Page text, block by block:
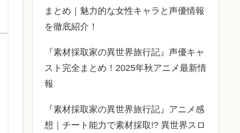
まとめ｜魅力的な女性キャラと声優情報
を徹底紹介！
『素材採取家の異世界旅行記』声優キャ
スト完全まとめ！2025年秋アニメ最新情
報
『素材採取家の異世界旅行記』アニメ感
想｜チート能力で素材採取!? 異世界スロ